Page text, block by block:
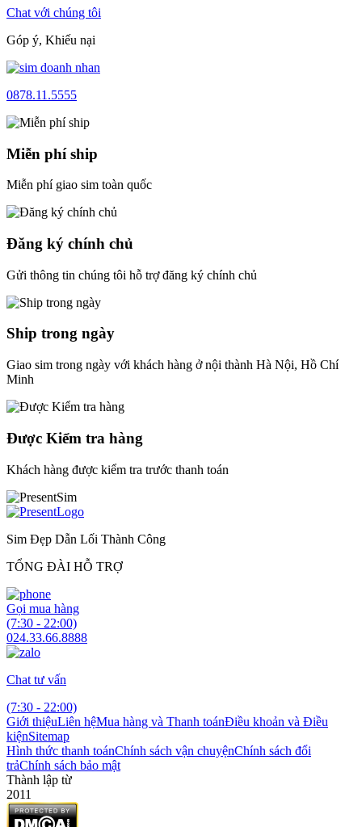
Chat với chúng tôi
Góp ý, Khiếu nại
0878.11.5555
Miễn phí ship
Miễn phí giao sim toàn quốc
Đăng ký chính chủ
Gửi thông tin chúng tôi hỗ trợ đăng ký chính chủ
Ship trong ngày
Giao sim trong ngày với khách hàng ở nội thành Hà Nội, Hồ Chí
Minh
Được Kiểm tra hàng
Khách hàng được kiểm tra trước thanh toán
Sim Đẹp Dẫn Lối Thành Công
TỔNG ĐÀI HỖ TRỢ
Gọi mua hàng
(7:30 - 22:00)
024.33.66.8888
Chat tư vấn
(7:30 - 22:00)
Giới thiệuLiên hệMua hàng và Thanh toánĐiều khoản và Điều
kiệnSitemap
Hình thức thanh toánChính sách vận chuyệnChính sách đổi
trảChính sách bảo mật
Thành lập từ
2011